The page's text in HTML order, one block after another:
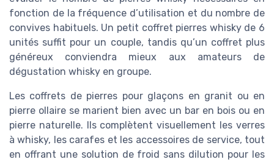
fonction de la fréquence d’utilisation et du nombre de
convives habituels. Un petit coffret pierres whisky de 6
unités suffit pour un couple, tandis qu’un coffret plus
généreux conviendra mieux aux amateurs de
dégustation whisky en groupe.
Les coffrets de pierres pour glaçons en granit ou en
pierre ollaire se marient bien avec un bar en bois ou en
pierre naturelle. Ils complètent visuellement les verres
à whisky, les carafes et les accessoires de service, tout
en offrant une solution de froid sans dilution pour les